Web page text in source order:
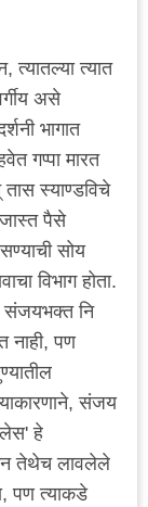
त्यातल्या त्यात
असे
भागात
गप्पा मारत
स्याण्डविचे
पैसे
सोय
विभाग होता.
संजयभक्त नि
नाही, पण
संजय
लेस' हे
तेथेच लावलेले
पण त्याकडे